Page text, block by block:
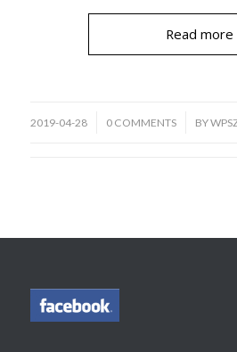
Read more
2019-04-28 0 COMMENTS
/ BY